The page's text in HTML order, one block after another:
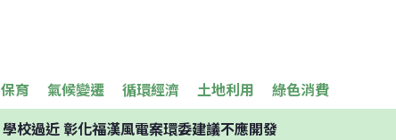
育 氣候變遷 循環經濟 土地利用 綠色消費
校過近 彰化福漢風電案環委建議不應開發